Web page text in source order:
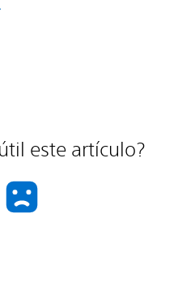
este artículo?